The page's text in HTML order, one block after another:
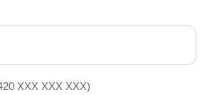
XXX XXX XXX)